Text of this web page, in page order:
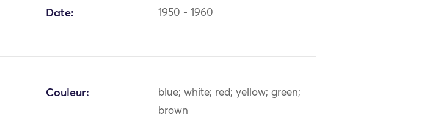
Date: 1950 - 1960
Couleur:
blue; white; red; yellow; green;
brown